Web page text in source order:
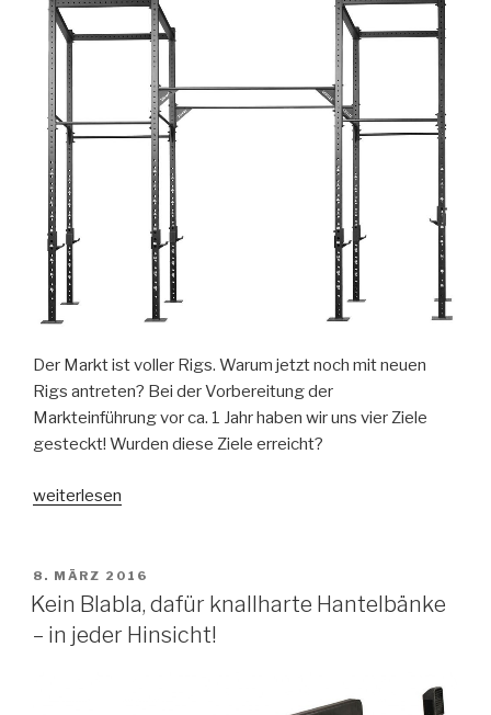
und
Funktionalität“
Der Markt ist voller Rigs. Warum jetzt noch mit neuen
Rigs antreten? Bei der Vorbereitung der
Markteinführung vor ca. 1 Jahr haben wir uns vier Ziele
gesteckt! Wurden diese Ziele erreicht?
„SQMIZE®
Modulare
Premium
Qualität
maßgeschneidert!“
weiterlesen
VERÖFFENTLICHT
AM
8. MÄRZ 2016
Kein Blabla, dafür knallharte Hantelbänke
– in jeder Hinsicht!